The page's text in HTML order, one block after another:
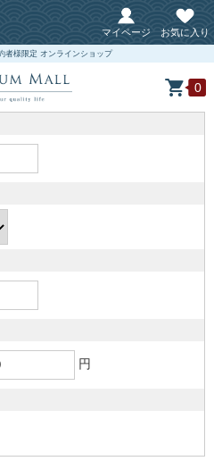
マイページ お気に入り
者様限定 オンラインショップ
0
円